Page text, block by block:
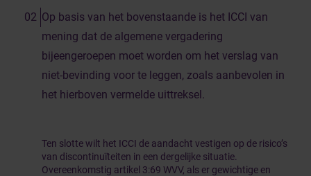
Op basis van het bovenstaande is het ICCI van
mening dat de algemene vergadering
bijeengeroepen moet worden om het verslag van
niet-bevinding voor te leggen, zoals aanbevolen in
het hierboven vermelde uittreksel.
Ten slotte wilt het ICCI de aandacht vestigen op de risico’s
van discontinuïteiten in een dergelijke situatie.
Overeenkomstig artikel 3:69 WVV, als er gewichtige en